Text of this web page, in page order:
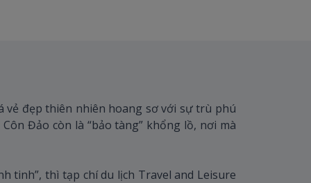
vẻ đẹp thiên nhiên hoang sơ với sự trù phú
Đảo còn là “bảo tàng” khổng lồ, nơi mà
tinh”, thì tạp chí du lịch Travel and Leisure